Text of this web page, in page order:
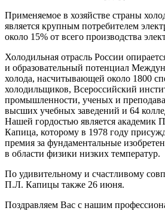
Применяемое в хозяйстве страны
является крупным потребителем
около 15% от всего производства
Холодильная отрасль России
и образовательный потенциал
холода, насчитывающей около 1800
холодильщиков, Всероссийский
промышленности, ученых и
высших учебных заведений и 64
Нашей гордостью является академик
Капица, которому в 1978 году
премия за фундаментальные
в области физики низких температур.
По удивительному и счастливому
П.Л. Капицы также 26 июня.
Поздравляем Вас с нашим